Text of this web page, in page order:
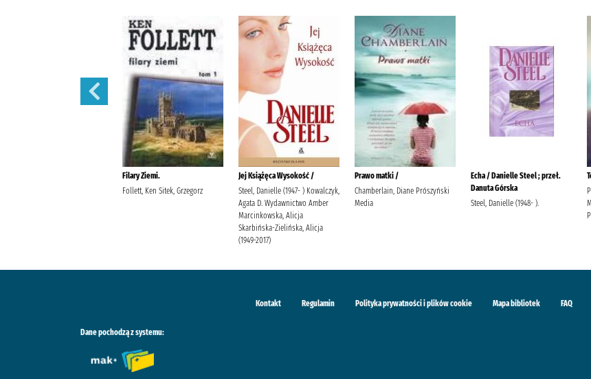
Filary Ziemi.
Follett, Ken Sitek, Grzegorz
Jej Książęca Wysokość /
Steel, Danielle (1947- ) Kowalczyk,
Agata D. Wydawnictwo Amber
Marcinkowska, Alicja
Skarbińska-Zielińska, Alicja
(1949-2017)
Prawo matki /
Chamberlain, Diane Prószyński
Media
Echa / Danielle Steel ; przeł.
Danuta Górska
Steel, Danielle (1948- ).
Kontakt Regulamin Polityka prywatności i plików cookie Mapa bibliotek FAQ
Dane pochodzą z systemu: